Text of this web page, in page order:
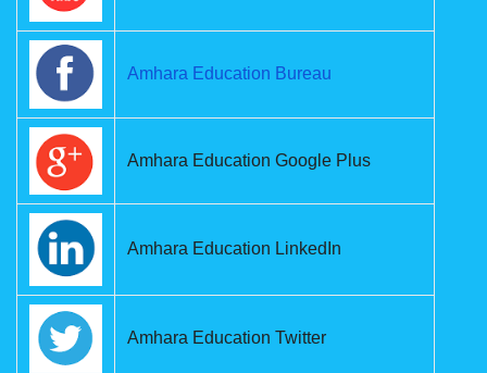
Amhara Education Bureau
Amhara Education Google Plus
Amhara Education LinkedIn
Amhara Education Twitter